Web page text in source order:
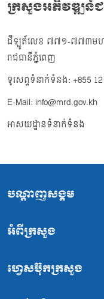
ក្រសួងអភិវឌ្ឍន៍
ដីឡូត៍លេខ ៧៧១-៧៧៣មហាវិ
រាជធានីភ្នំពេញ
ទូរសព្ទទំនាក់ទំនង: +855 12
E-Mail: info@mrd.gov.kh
អាសយដ្ឋានទំនាក់ទំនង
បណ្ដាញសង្គម
អំពីក្រសួង
ហ្វេសប៊ុកក្រសួង